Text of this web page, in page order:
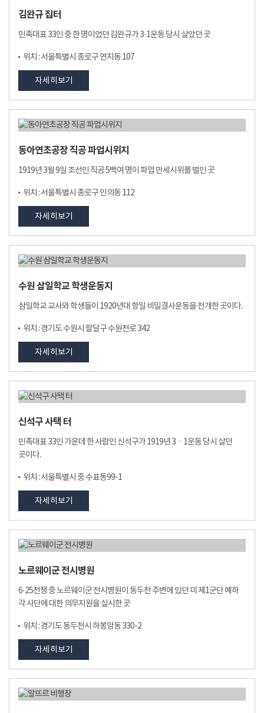
김완규 집터
민족대표 33인 중 한 명이었던 김완규가 3·1운동 당시 살았던 곳
위치 : 서울특별시 종로구 연지동 107
자세히보기
동아연초공장 직공 파업시위지
1919년 3월 9일 조선인 직공 5백여 명이 파업 만세시위를 벌인 곳
위치 : 서울특별시 종로구 인의동 112
자세히보기
수원 삼일학교 학생운동지
삼일학교 교사와 학생들이 1920년대 항일 비밀결사운동을 전개한 곳이다.
위치 : 경기도 수원시 팔달구 수원천로 342
자세히보기
신석구 사택 터
민족대표 33인 가운데 한 사람인 신석구가 1919년 3ㆍ1운동 당시 살던
곳이다.
위치 : 서울특별시 중 수표동99-1
자세히보기
노르웨이군 전시병원
6·25전쟁 중 노르웨이군 전시병원이 동두천 주변에 있던 미 제1군단 예하
각 사단에 대한 의무지원을 실시한 곳
위치 : 경기도 동두천시 하봉암동 330-2
자세히보기